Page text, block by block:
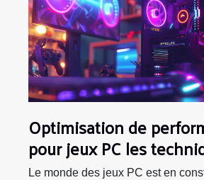
Optimisation de
pour jeux PC les
connues
Le monde des jeux PC est en